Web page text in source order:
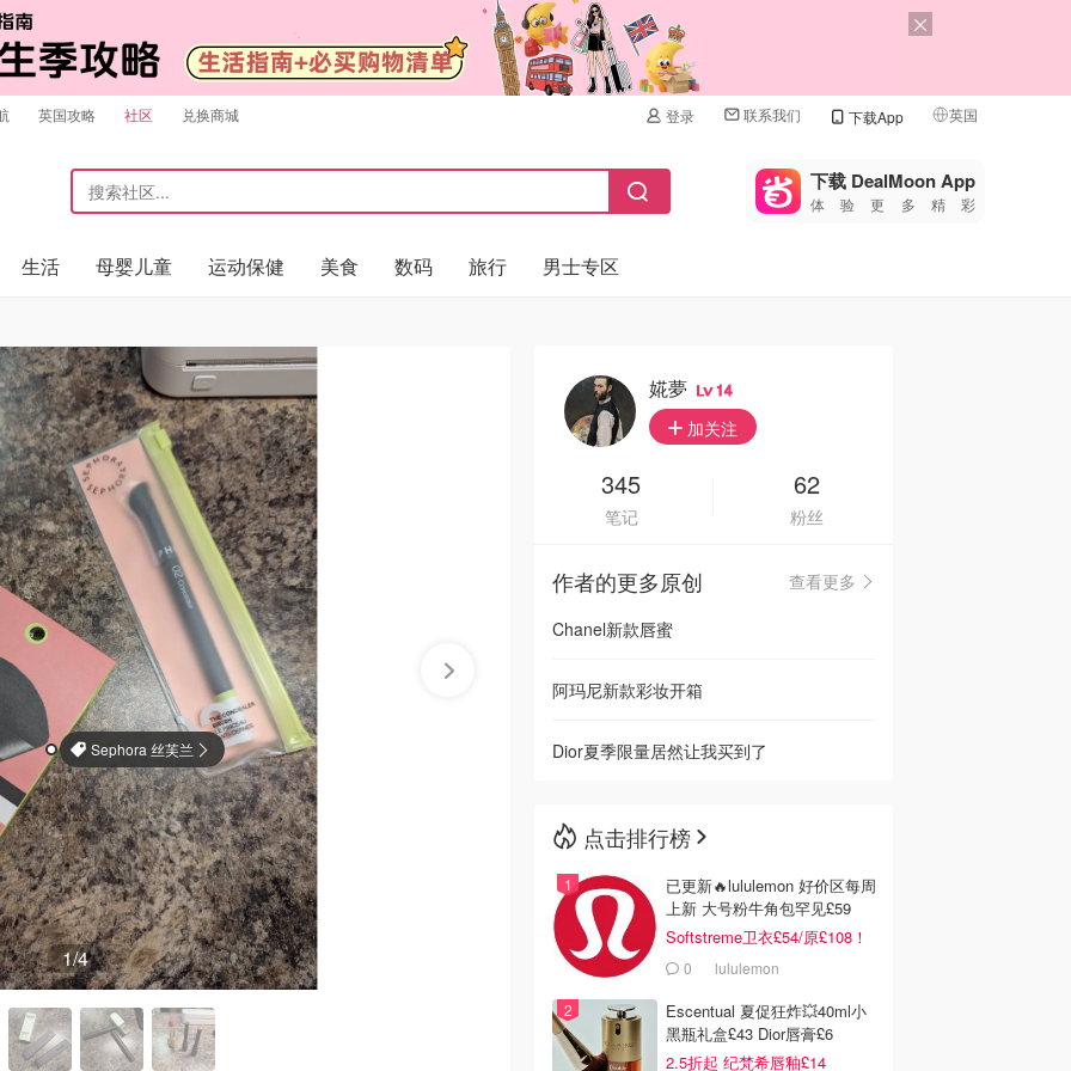
英国攻略 社区 兑换商城 登录 联系我们 下载App 英国
🇺🇸
🇨🇳 中国
🇦🇺
🇳🇿新西兰
下载 DealMoon App
体验更多精彩
生活 母婴儿童 运动保健 美食 数码 旅行 男士专区
Sephora 丝芙兰
1/4
婲夢 14
加关注
345
笔记
62
粉丝
作者的更多原创
查看更多
Chanel新款唇蜜
阿玛尼新款彩妆开箱
Dior夏季限量居然让我买到了
点击排行榜
已更新🔥lululemon 好价区每周
上新 大号粉牛角包罕见£59
Softstreme卫衣£54/原£108！
0 lululemon
Escentual 夏促狂炸💥40ml小
黑瓶礼盒£43 Dior唇膏£6
2.5折起 纪梵希唇釉£14